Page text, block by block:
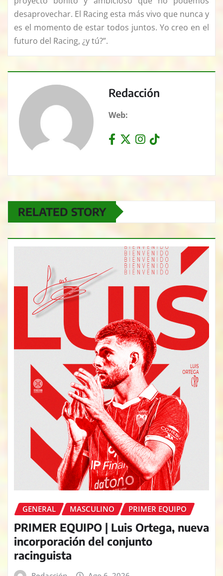
desaprovechar. El Racing esta más vivo que nunca y
es el momento de estar todos juntos. Yo creo en el
futuro del Racing, ¿y tú?”.
Redacción
Web:
RELATED STORY
GENERAL MASCULINO PRIMER EQUIPO
PRIMER EQUIPO | Luis Ortega, nueva
incorporación del conjunto
racinguista